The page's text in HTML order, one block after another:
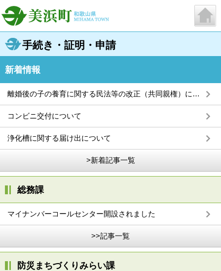
手続き・証明・申請
新着情報
離婚後の子の養育に関する民法等の改正（共同親権）について
コンビニ交付について
浄化槽に関する届け出について
>新着記事一覧
総務課
マイナンバーコールセンター開設されました
>>記事一覧
防災まちづくりみらい課